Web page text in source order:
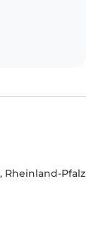
, Rheinland-Pfalz